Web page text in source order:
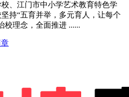
、江门市中小学艺术教育特色学
持“五育并举，多元育人，让每个
校理念，全面推进 ......